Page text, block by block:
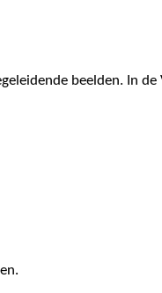
beelden. In de